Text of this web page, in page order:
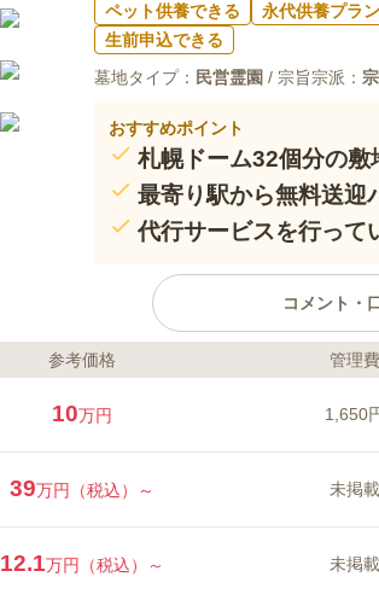
ペット供養できる 永代供養プラ
生前申込できる
墓地タイプ： 民営霊園 / 宗旨宗派：
おすすめポイント
札幌ドーム32個分の敷
最寄り駅から無料送迎
代行サービスを行って
コメント・
ライフドット編集部のコメント
れた、非日常を感じさせ
が植えられており、季節
料送迎バスがでているの
参りに出向くことができ
代行してくれるサービス
口コミ評価
みんなの評価
3.7
参考価格 管理費
10万円 1,650
39万円（税込）～ 未掲載
12.1万円（税込）～ 未掲載